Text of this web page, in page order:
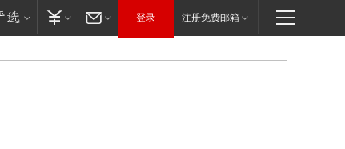
登录 注册免费邮箱